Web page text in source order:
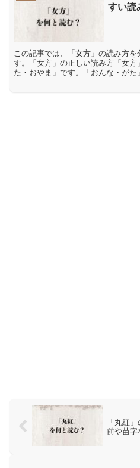
すい読
この記事では、「女方」の読み方を
す。「女方」の正しい読み方「女
た・おやま」です。「おんな・が
「丸紅
前や苗字